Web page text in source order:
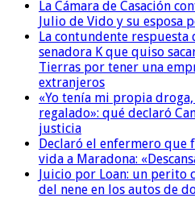
La Cámara de Casación
Julio de Vido y su
La contundente respuesta
senadora K que quiso
Tierras por tener una
extranjeros
«Yo tenía mi propia
regalado»: qué declaró
justicia
Declaró el enfermero que
vida a Maradona:
Juicio por Loan: un perito
del nene en los autos de